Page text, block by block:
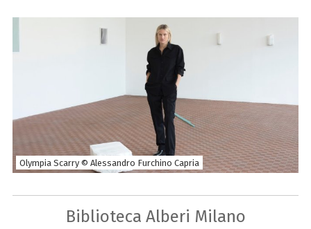
Olympia Scarry © Alessandro Furchino Capria
Biblioteca Alberi Milano